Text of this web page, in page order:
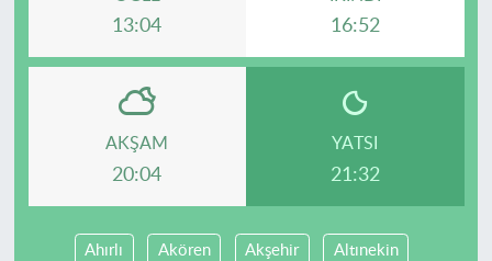
13:04 16:52
AKŞAM
20:04
YATSI
21:32
Ahırlı Akören Akşehir Altınekin